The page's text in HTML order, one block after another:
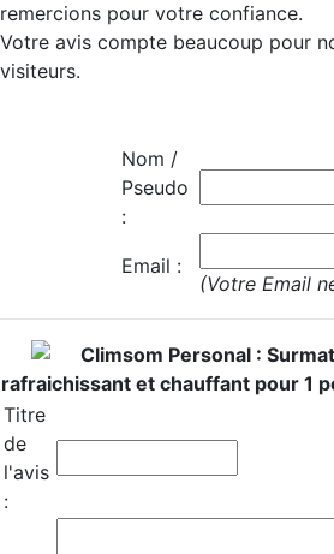
remercions pour votre confiance.
Votre avis compte beaucoup pour
visiteurs.
Nom /
Pseudo
:
Email :
(Votre Email
Climsom Personal :
rafraichissant et chauffant pour 1
Titre
de
l'avis
: